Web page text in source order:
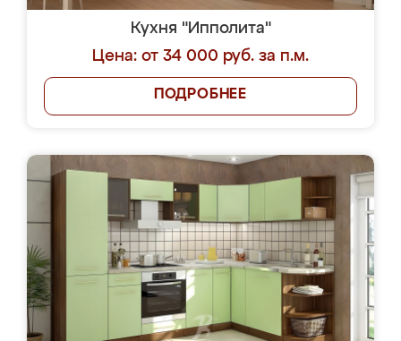
Кухня "Ипполита"
Цена: от 34 000 руб. за п.м.
ПОДРОБНЕЕ